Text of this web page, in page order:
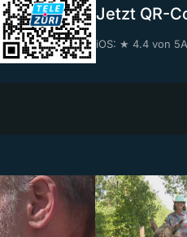
Jetzt QR-
iOS: ★ 4.4 von 5